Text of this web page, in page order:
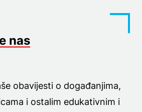
nas
obavijesti o događanjima,
i ostalim edukativnim i